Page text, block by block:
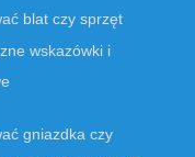
blat czy sprzęt
wskazówki i
gniazdka czy